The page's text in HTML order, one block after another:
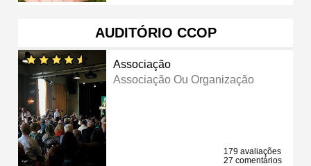
AUDITÓRIO CCOP
Associação
Associação Ou Organização
179 avaliações
27 comentários